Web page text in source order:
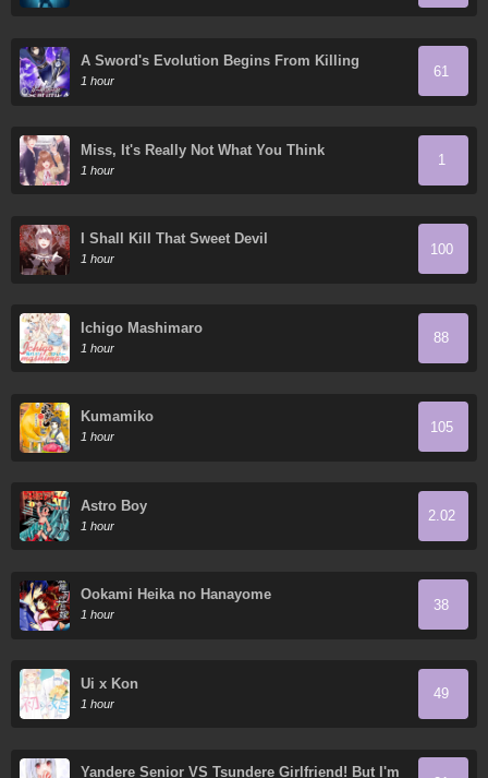
A Sword's Evolution Begins From Killing
1 hour
61
Miss, It's Really Not What You Think
1 hour
1
I Shall Kill That Sweet Devil
1 hour
100
Ichigo Mashimaro
1 hour
88
Kumamiko
1 hour
105
Astro Boy
1 hour
2.02
Ookami Heika no Hanayome
1 hour
38
Ui x Kon
1 hour
49
Yandere Senior VS Tsundere Girlfriend! But I'm